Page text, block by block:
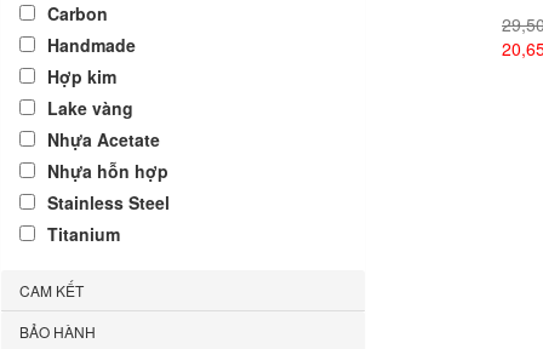
Carbon
Handmade
Hợp kim
Lake vàng
Nhựa Acetate
Nhựa hỗn hợp
Stainless Steel
Titanium
CAM KẾT
BẢO HÀNH